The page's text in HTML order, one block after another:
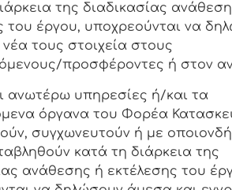
της διαδικασίας
του έργου, υποχρεούνται να
τους στοιχεία στους
προσφέροντες ή στον
ανωτέρω υπηρεσίες ή/και τα
όργανα του Φορέα
συγχωνευτούν ή με
κατά τη διάρκεια της
ανάθεσης ή εκτέλεσης του